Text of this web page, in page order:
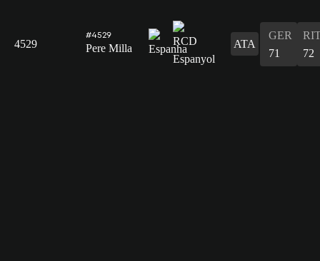
4529
#4529
Pere Milla ATA
GER
71
72